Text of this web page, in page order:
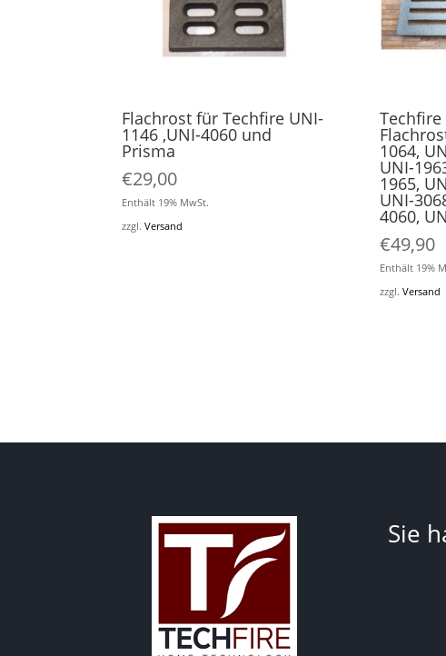
Flachrost für Techfire UNI-
1146 ,UNI-4060 und
Prisma
€29,00
Enthält 19% MwSt.
zzgl.Versand
1064,
UNI-
1965,
UNI-
4060,
€49,90
Enthält 19%
zzgl. Versand
Sie